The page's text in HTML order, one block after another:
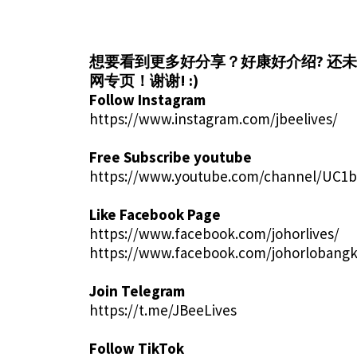
想要看到更多好分享？好康好介绍? 还
网专页！谢谢! :)
Follow Instagram
https://www.instagram.com/jbeelives/
Free Subscribe youtube
https://www.youtube.com/channel/
Like Facebook Page
https://www.facebook.com/johorlives/
https://www.facebook.com/
Join Telegram
https://t.me/JBeeLives
Follow TikTok